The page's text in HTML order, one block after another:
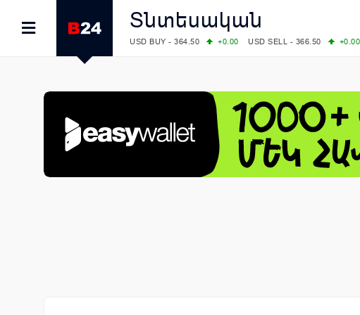
Տնտեսական
USD BUY - 364.50 +0.00 USD SELL - 366.50
+0.00
COMEX: PLATINUM - 1749.90
LME: ALUMINIUM - 3184.00
-0.27 COPPER -
LME: NICKEL - 17249.00
+0.09 TIN - 55268.00
LME: LEAD - 1877.50
-1.00 ZINC - 3643.00
+1.43
FOREX: USD/JPY - 158.37
+0.44 EUR/GBP - 1.1521
FOREX: EUR/USD - 1.1521
-0.23 GBP/USD - 1.3448